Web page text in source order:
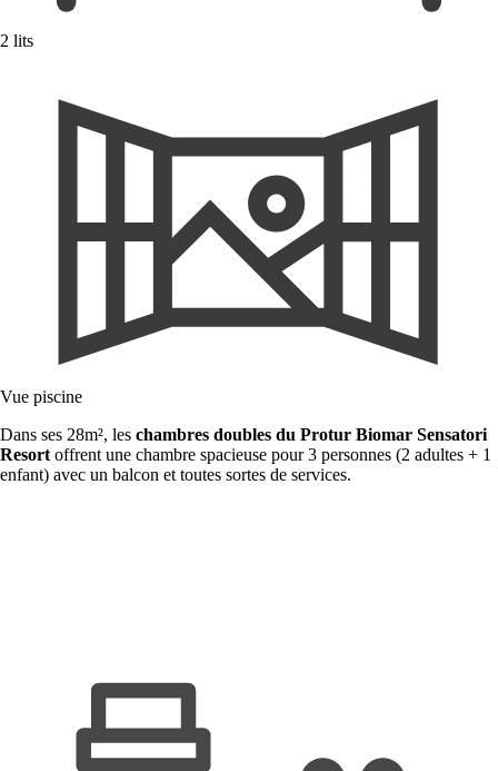
2 lits
Vue piscine
Dans ses 28m², les chambres doubles du Protur Biomar Sensatori
Resort offrent une chambre spacieuse pour 3 personnes (2 adultes + 1
enfant) avec un balcon et toutes sortes de services.